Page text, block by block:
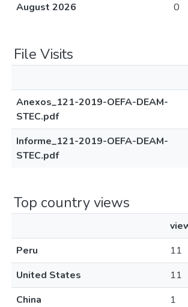
August 2026
0
File Visits
Anexos_121-2019-OEFA-DEAM-
STEC.pdf
Informe_121-2019-OEFA-DEAM-
STEC.pdf
Top country views
Peru
11
United States
11
China
1